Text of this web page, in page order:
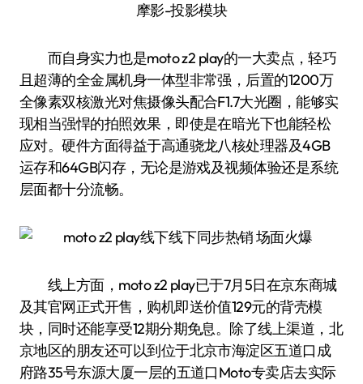
摩影-投影模块
而自身实力也是moto z2 play的一大卖点，轻巧
且超薄的全金属机身一体型非常强，后置的1200万
全像素双核激光对焦摄像头配合F1.7大光圈，能够实
现相当强悍的拍照效果，即使是在暗光下也能轻松
应对。硬件方面得益于高通骁龙八核处理器及4GB
运存和64GB闪存，无论是游戏及视频体验还是系统
层面都十分流畅。
线上方面，moto z2 play已于7月5日在京东商城
及其官网正式开售，购机即送价值129元的背壳模
块，同时还能享受12期分期免息。除了线上渠道，北
京地区的朋友还可以到位于北京市海淀区五道口成
府路35号东源大厦一层的五道口Moto专卖店去实际